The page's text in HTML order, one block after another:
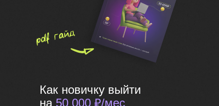
Как новичку выйти
на 50 000 ₽/мес